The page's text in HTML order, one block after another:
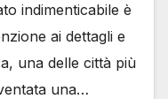
indimenticabile è
ai dettagli e
una delle città più
una…